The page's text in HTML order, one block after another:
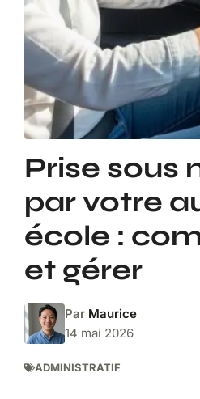
Prise sous
par votre
école :
et gérer
Par Maurice
14 mai 2026
ADMINISTRATIF